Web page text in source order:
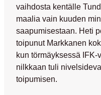
vaihdosta kentälle
maalia vain kuuden
saapumisestaan. Heti
toipunut Markkanen
kun törmäyksessä
nilkkaan tuli
toipumisen.